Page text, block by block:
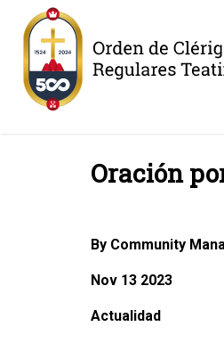
Oración
By Community
Nov 13 2023
Actualidad